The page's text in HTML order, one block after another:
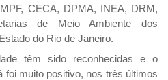
CECA, DPMA, INEA, DRM,
de Meio Ambiente dos
do Rio de Janeiro.
têm sido reconhecidas e o
foi muito positivo, nos três últimos